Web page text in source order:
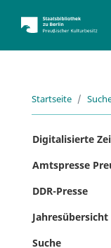
Startseite
Digitalisierte
Amtspresse
DDR-Presse
Jahresübersicht
Suche